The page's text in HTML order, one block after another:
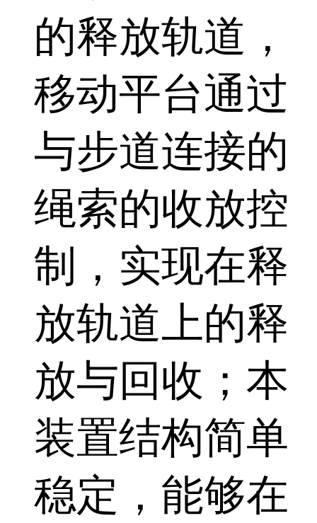
的释放轨道，
移动平台通过
与步道连接的
绳索的收放控
制，实现在释
放轨道上的释
放与回收；本
装置结构简单
稳定，能够在